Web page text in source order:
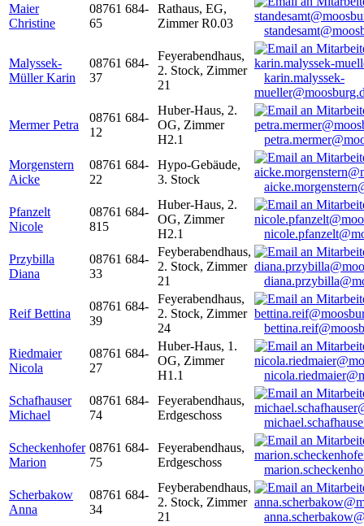
Maier
Christine
08761 684-
65
Rathaus, EG,
Zimmer R0.03
Malyssek-
Müller Karin
08761 684-
37
Feyerabendhaus,
2. Stock, Zimmer
21
karin.malyssek-
Mermer Petra
08761 684-
12
Huber-Haus, 2.
OG, Zimmer
H2.1
Morgenstern
Aicke
08761 684-
22
Hypo-Gebäude,
3. Stock
Pfanzelt
Nicole
08761 684-
815
Huber-Haus, 2.
OG, Zimmer
H2.1
Przybilla
Diana
08761 684-
33
Feyberabendhaus,
2. Stock, Zimmer
21
Reif Bettina
08761 684-
39
Feyerabendhaus,
2. Stock, Zimmer
24
Riedmaier
Nicola
08761 684-
27
Huber-Haus, 1.
OG, Zimmer
H1.1
Schafhauser
Michael
08761 684-
74
Feyerabendhaus,
Erdgeschoss
Scheckenhofer
Marion
08761 684-
75
Feyerabendhaus,
Erdgeschoss
Scherbakow
Anna
08761 684-
34
Feyberabendhaus,
2. Stock, Zimmer
21